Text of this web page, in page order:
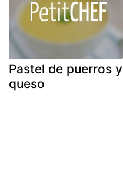
Pastel de puerros y
queso